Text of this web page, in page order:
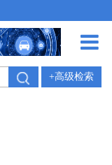
+高级检索